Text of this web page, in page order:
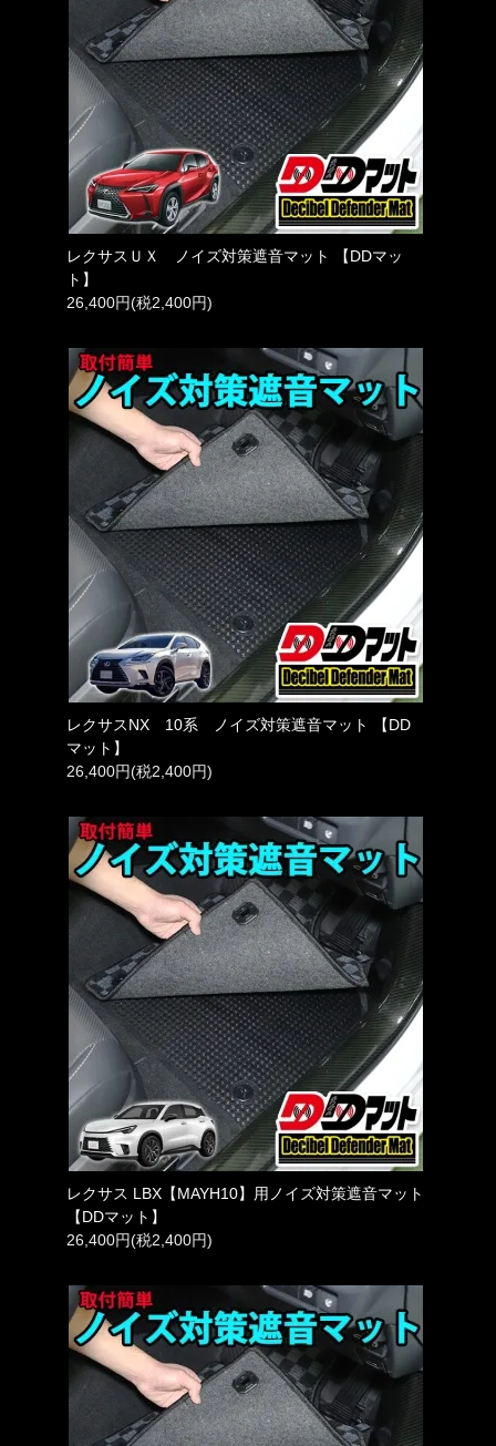
レクサスＵＸ ノイズ対策遮音マット 【DDマッ
ト】
26,400円(税2,400円)
レクサスNX 10系 ノイズ対策遮音マット 【DD
マット】
26,400円(税2,400円)
レクサス LBX【MAYH10】用ノイズ対策遮音マット
【DDマット】
26,400円(税2,400円)